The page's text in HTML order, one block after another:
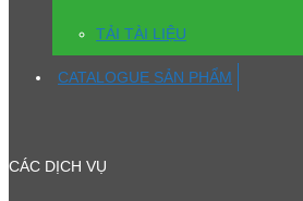
TẢI TÀI LIỆU
CATALOGUE SẢN PHẨM
CÁC DỊCH VỤ